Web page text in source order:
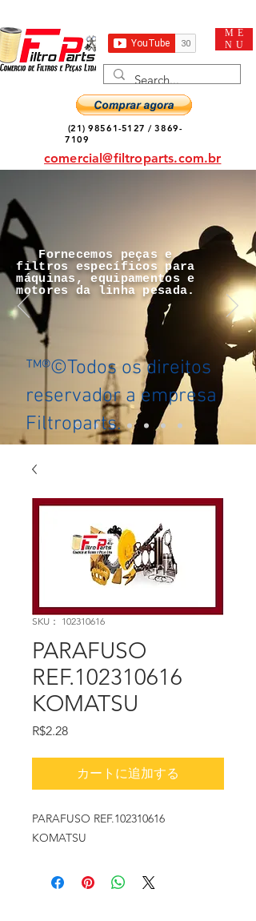
ME
NU
(21) 98561-5127 /3869-
7109
comercial@filtroparts.com.br
Fornecemos peças e
filtros específicos para
máquinas, equipamentos e
motores da linha pesada.
™®©Todos os direitos
reservador a empresa
Filtroparts.
SKU： 102310616
PARAFUSO
REF.102310616
KOMATSU
R$2.28価
カートに追加する
PARAFUSO REF.102310616
KOMATSU